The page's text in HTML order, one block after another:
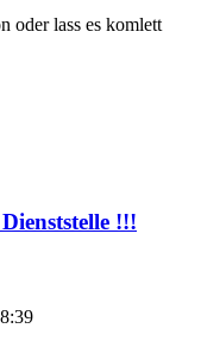
oder lass es komlett
!!!